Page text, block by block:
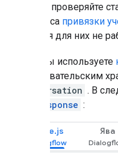
Всегда проверяйте
процесса привязки
которая для них не
Если вы используете
пользовательским
Conversation . В
AppResponse :
Node.js Ява